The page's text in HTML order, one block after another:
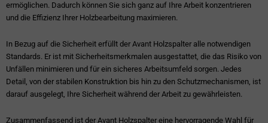
ermöglichen. Dadurch können Sie sich ganz auf Ihre Arbeit konzentrieren
und die Effizienz Ihrer Holzbearbeitung maximieren.
In Bezug auf die Sicherheit erfüllt der Avant Holzspalter alle notwendigen
Standards. Er ist mit Sicherheitsmerkmalen ausgestattet, die das Risiko von
Unfällen minimieren und für ein sicheres Arbeitsumfeld sorgen. Jedes
Detail, von der stabilen Konstruktion bis hin zu den Schutzmechanismen, ist
darauf ausgelegt, Ihre Sicherheit während der Arbeit zu gewährleisten.
Zusammenfassend ist der Avant Holzspalter eine hervorragende Wahl für